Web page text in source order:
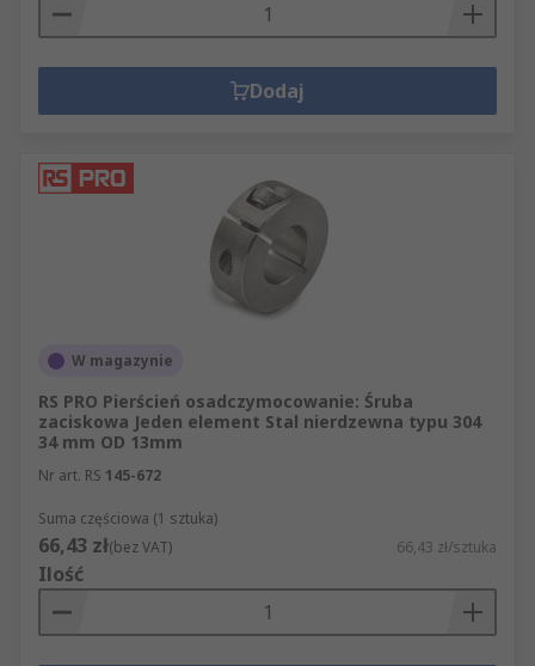
Dodaj
W magazynie
RS PRO Pierścień osadczymocowanie: Śruba
zaciskowa Jeden element Stal nierdzewna typu 304
34 mm OD 13mm
Nr art. RS 145-672
Suma częściowa (1 sztuka)
66,43 zł(bez VAT) 66,43 zł/sztuka
Ilość